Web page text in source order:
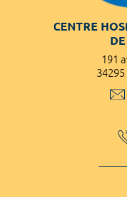
CENTRE
191